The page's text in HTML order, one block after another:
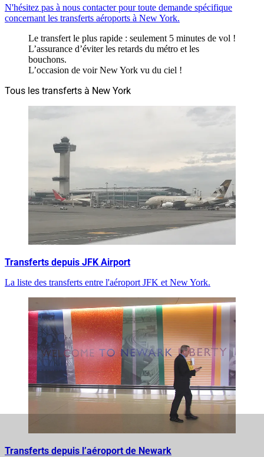
N'hésitez pas à nous contacter pour toute demande spécifique
concernant les transferts aéroports à New York.
Le transfert le plus rapide : seulement 5 minutes de vol !
L’assurance d’éviter les retards du métro et les
bouchons.
L’occasion de voir New York vu du ciel !
Tous les transferts à New York
Transferts depuis JFK Airport
La liste des transferts entre l'aéroport JFK et New York.
Transferts depuis l’aéroport de Newark